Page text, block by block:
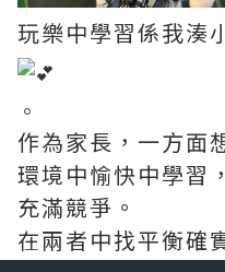
玩樂中學習係我湊
。
作為家長，一方面
環境中愉快中學習
充滿競爭。
在兩者中找平衡確